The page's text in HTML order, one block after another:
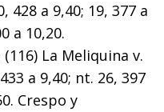
428 a 9,40; 19, 377 a
a 10,20.
La Meliquina v.
a 9,40; nt. 26, 397
Crespo y